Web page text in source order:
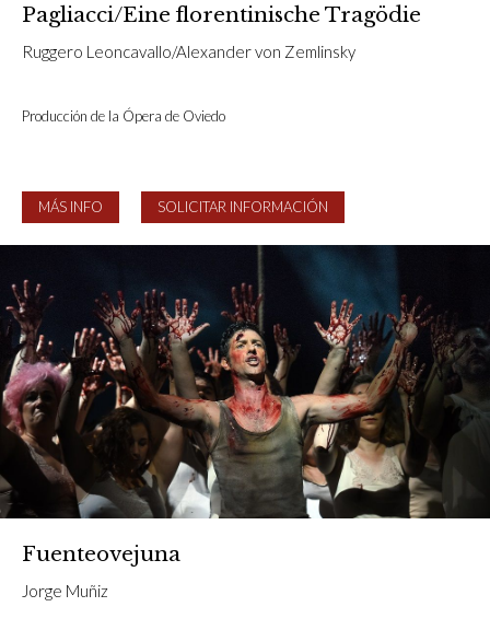
Pagliacci/Eine florentinische Tragödie
Ruggero Leoncavallo/Alexander von Zemlinsky
Producción de la Ópera de Oviedo
MÁS INFO SOLICITAR INFORMACIÓN
Fuenteovejuna
Jorge Muñiz